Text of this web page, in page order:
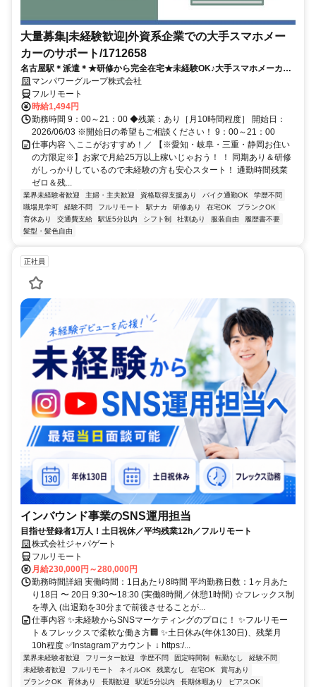
大量募集|未経験歓迎|外資系企業での大手スマホメー
カーのサポート/1712658
名古屋駅＊派遣＊★研修から完全在宅★未経験OK♪大手スマホメーカー
のサポート／在宅勤務あり／大量募集／開始日：即日
マンパワーグループ株式会社
フルリモート
時給1,494円
勤務時間 9：00～21：00 ◆残業：あり［月10時間程度］ 開始日：
2026/06/03 ※開始日の希望もご相談ください！ 9：00～21：00
仕事内容 ＼ここがおすすめ！／ 【※愛知・岐阜・三重・静岡お住い
の方限定※】お家で月給25万以上稼いじゃおう！ ！ 同期あり＆研修
がしっかりしているので未経験の方も安心スタート！ 通勤時間残業
ゼロ＆残...
業界未経験者歓迎 主婦・主夫歓迎 資格取得支援あり バイク通勤OK
学歴不問
職場見学可
経験不問 フルリモート 駅ナカ 研修あり 在宅OK
ブランクOK
育休あり
交通費支給 駅近5分以内 シフト制 社割あり 服装自由
履歴書不要
髪型・髪色自由
正社員
インバウンド事業のSNS運用担当
目指せ登録者1万人！土日祝休／平均残業12h／フルリモート
株式会社ジャパゲート
フルリモート
月給230,000円～280,000円
勤務時間詳細 実働時間：1日あたり8時間 平均勤務日数：1ヶ月あた
り18日 〜 20日 9:30〜18:30 (実働8時間／休憩1時間) ☆フレックス制
を導入 (出退勤を30分まで前後させることが...
仕事内容 ✨未経験からSNSマーケティングのプロに！ ✨フルリモー
ト＆フレックスで柔軟な働き方🏢 ✨土日休み(年休130日)、残業月
10h程度 ✅Instagramアカウント ↓ https:/...
業界未経験者歓迎 フリーター歓迎 学歴不問 固定時間制 転勤なし
経験不問
未経験者歓迎
フルリモート ネイルOK 残業なし 在宅OK
賞与あり
ブランクOK
育休あり 長期歓迎 駅近5分以内 長期休暇あり
ピアスOK